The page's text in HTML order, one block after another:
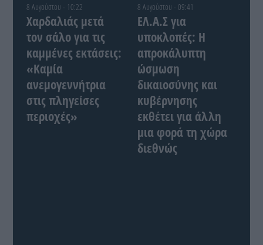
8 Αυγούστου - 10:22
Χαρδαλιάς μετά
τον σάλο για τις
καμμένες εκτάσεις:
«Καμία
ανεμογεννήτρια
στις πληγείσες
περιοχές»
8 Αυγούστου - 09:41
ΕΛ.Α.Σ για
υποκλοπές: Η
απροκάλυπτη
ώσμωση
δικαιοσύνης και
κυβέρνησης
εκθέτει για άλλη
μια φορά τη χώρα
διεθνώς